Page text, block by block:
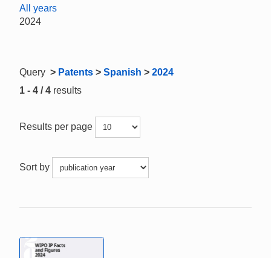
All years
2024
Query > Patents > Spanish > 2024
1 - 4 / 4 results
Results per page
Sort by